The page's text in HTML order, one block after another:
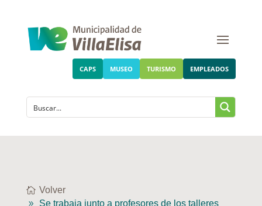
CAPS MUSEO TURISMO EMPLEADOS
Volver
Se trabaja junto a profesores de los talleres